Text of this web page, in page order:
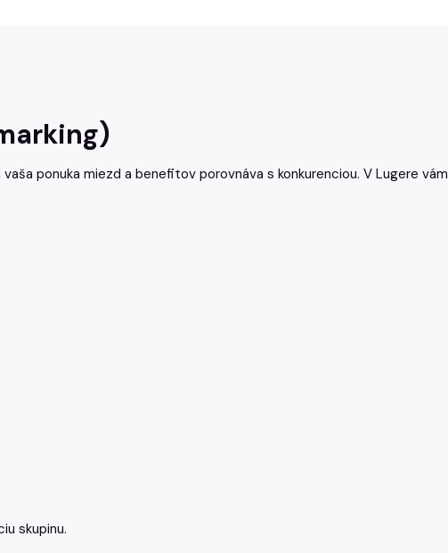
ponuka miezd a benefitov porovnáva s konkurenciou. V Lugere vám
skupinu.